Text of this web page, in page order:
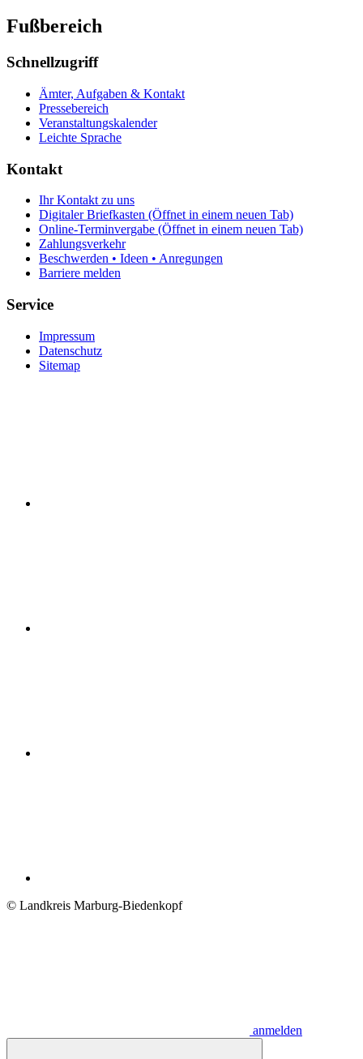
Fußbereich
Schnellzugriff
Ämter, Aufgaben & Kontakt
Pressebereich
Veranstaltungskalender
Leichte Sprache
Kontakt
Ihr Kontakt zu uns
Digitaler Briefkasten (Öffnet in einem neuen Tab)
Online-Terminvergabe (Öffnet in einem neuen Tab)
Zahlungsverkehr
Beschwerden • Ideen • Anregungen
Barriere melden
Service
Impressum
Datenschutz
Sitemap
© Landkreis Marburg-Biedenkopf
anmelden